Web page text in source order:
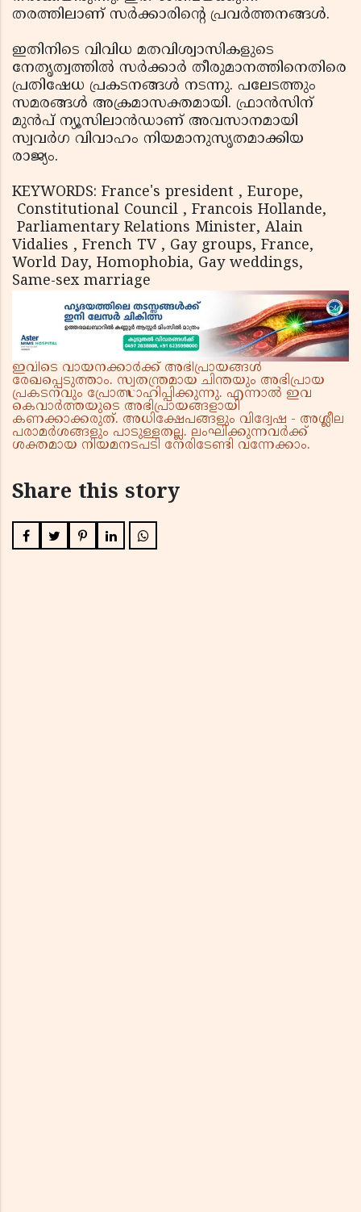
തരത്തിലാണ് സര്‍ക്കാരിന്റെ പ്രവര്‍ത്തനങ്ങള്‍.
ഇതിനിടെ വിവിധ മതവിശ്വാസികളുടെ
നേതൃത്വത്തില്‍ സര്‍ക്കാര്‍ തീരുമാനത്തിനെതിരെ
പ്രതിഷേധ പ്രകടനങ്ങള്‍ നടന്നു. പലേടത്തും
സമരങ്ങള്‍ അക്രമാസക്തമായി. ഫ്രാന്‍സിന്
മുന്‍പ് ന്യൂസിലാന്‍ഡാണ് അവസാനമായി
സ്വവര്‍ഗ വിവാഹം നിയമാനുസൃതമാക്കിയ
രാജ്യം.
KEYWORDS: France's president , Europe,
Constitutional Council , Francois Hollande,
Parliamentary Relations Minister, Alain
Vidalies , French TV , Gay groups, France,
World Day, Homophobia, Gay weddings,
Same-sex marriage
ഇവിടെ വായനക്കാർക്ക് അഭിപ്രായങ്ങൾ
രേഖപ്പെടുത്താം. സ്വതന്ത്രമായ ചിന്തയും അഭിപ്രായ
പ്രകടനവും പ്രോത്സാഹിപ്പിക്കുന്നു. എന്നാൽ ഇവ
കെവാർത്തയുടെ അഭിപ്രായങ്ങളായി
കണക്കാക്കരുത്. അധിക്ഷേപങ്ങളും വിദ്വേഷ - അശ്ലീല
പരാമർശങ്ങളും പാടുള്ളതല്ല. ലംഘിക്കുന്നവർക്ക്
ശക്തമായ നിയമനടപടി നേരിടേണ്ടി വന്നേക്കാം.
Share this story